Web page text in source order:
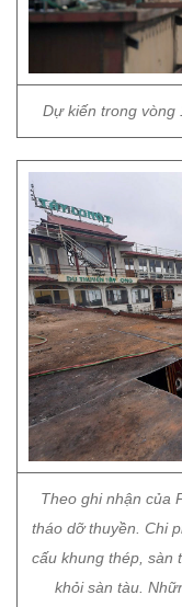
Dự kiến trong vòng
Theo ghi nhận của
tháo dỡ thuyền. Chi
cấu khung thép, sàn
khỏi sàn tàu.